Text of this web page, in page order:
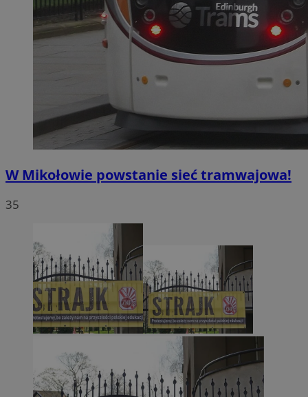
W Mikołowie powstanie sieć tramwajowa!
35